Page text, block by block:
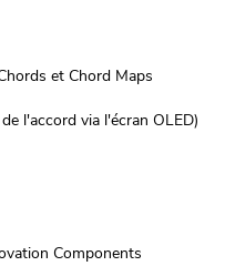
et Chord Maps
l'accord via l'écran OLED)
Components